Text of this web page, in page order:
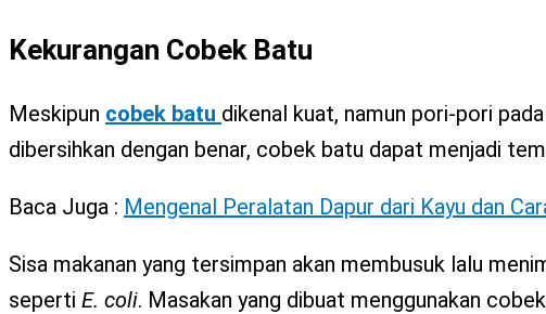
Kekurangan Cobek Batu
Meskipun cobek batu dikenal kuat, namun pori-pori
dibersihkan dengan benar, cobek batu dapat menjadi
Baca Juga : Mengenal Peralatan Dapur dari Kayu dan
Sisa makanan yang tersimpan akan membusuk lalu
seperti E. coli. Masakan yang dibuat menggunakan